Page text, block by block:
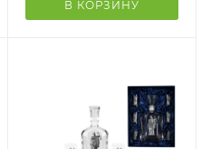
В КОРЗИНУ